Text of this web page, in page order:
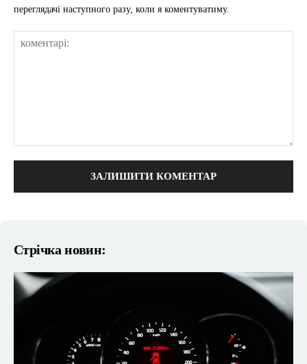
переглядачі наступного разу, коли я коментуватиму.
Стрічка новин: